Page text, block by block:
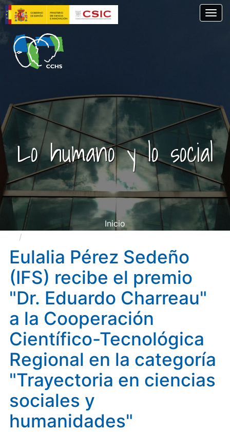
Pasar
al
contenido
principal
Lo humano y lo social
Inicio
Eduardo Charreau" a la Cooperación Científico-
Tecnológica Regional en la categoría "Trayectoria en
ciencias sociales y humanidades"
Eulalia Pérez Sedeño
(IFS) recibe el premio
"Dr. Eduardo Charreau"
a la Cooperación
Científico-Tecnológica
Regional en la categoría
"Trayectoria en ciencias
sociales y
humanidades"